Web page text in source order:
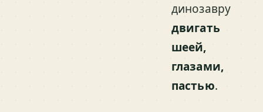
динозавру
двигать
шеей,
глазами,
пастью.